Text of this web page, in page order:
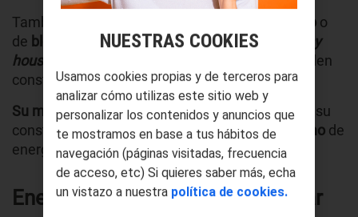
También están las
casas de hormigón ecológico o
de bloques de tierra compactada.Incluso las
tiny
houses
, viviendas pequeñas y funcionales, pueden
construirse con criterios de sostenibilidad.
Su menor tamaño implica menos recurso s para su
construcción y mantenimiento, ymenor consumo de
energía.
Energías renovables para el hogar
NUESTRAS COOKIES
Usamos cookies propias y de terceros para
analizar cómo utilizas este sitio web y
personalizar los contenidos y anuncios que
te mostramos en base a tus hábitos de
navegación (páginas visitadas, frecuencia
de acceso, etc) Si quieres saber más, echa
un vistazo a nuestra política de cookies.